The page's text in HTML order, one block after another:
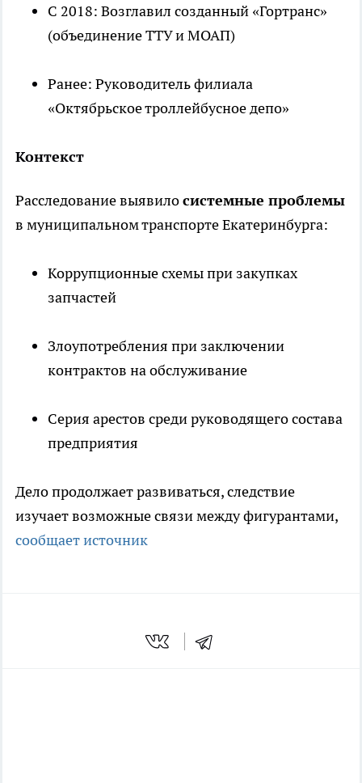
С 2018: Возглавил созданный «Гортранс»
(объединение ТТУ и МОАП)
Ранее: Руководитель филиала
«Октябрьское троллейбусное депо»
Контекст
Расследование выявилосистемные проблемы
в муниципальном транспорте Екатеринбурга:
Коррупционные схемы при закупках
запчастей
Злоупотребления при заключении
контрактов на обслуживание
Серия арестов среди руководящего состава
предприятия
Дело продолжает развиваться, следствие
изучает возможные связи между фигурантами,
сообщает источник